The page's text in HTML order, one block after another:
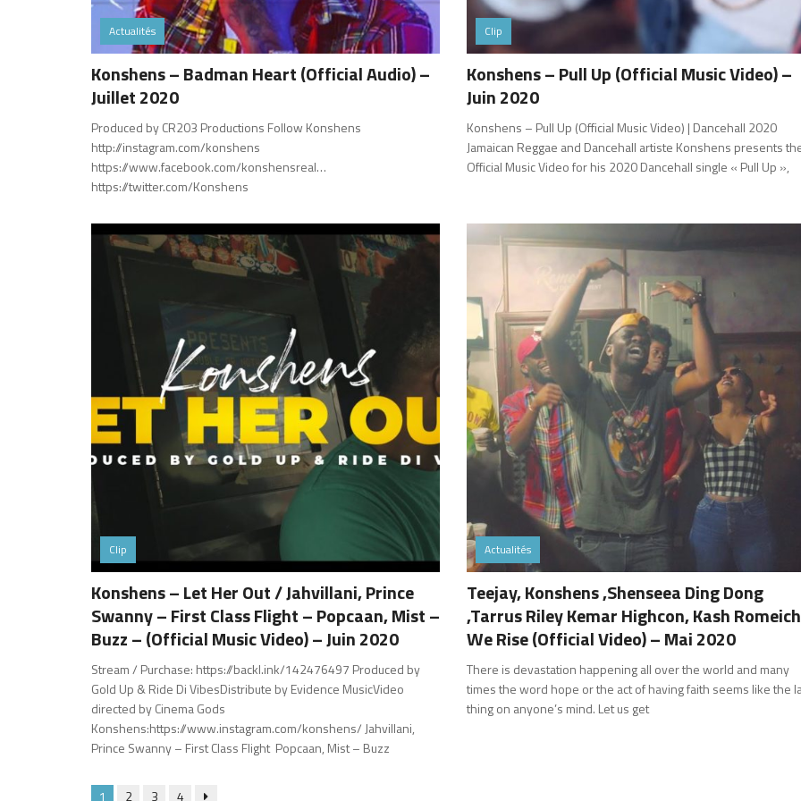
Actualités
Konshens – Badman Heart (Official Audio) –
Juillet 2020
Produced by CR203 Productions Follow Konshens
http://instagram.com/konshens
https://www.facebook.com/konshensreal…
https://twitter.com/Konshens
Clip
Konshens – Pull Up (Official Music Video) –
Juin 2020
Konshens – Pull Up (Official Music Video) | Dancehall 2020
Jamaican Reggae and Dancehall artiste Konshens presents
Official Music Video for his 2020 Dancehall single « Pull Up »,
Clip
Konshens – Let Her Out / Jahvillani, Prince
Swanny – First Class Flight – Popcaan, Mist –
Buzz – (Official Music Video) – Juin 2020
Stream / Purchase: https://backl.ink/142476497 Produced by
Gold Up & Ride Di VibesDistribute by Evidence MusicVideo
directed by Cinema Gods
Konshens:https://www.instagram.com/konshens/ Jahvillani,
Prince Swanny – First Class Flight Popcaan, Mist – Buzz
Actualités
Teejay, Konshens ,Shenseea Ding Dong
,Tarrus Riley Kemar Highcon, Kash
We Rise (Official Video) – Mai 2020
There is devastation happening all over the world and many
times the word hope or the act of having faith seems like the
thing on anyone’s mind. Let us get
1 2 3 4